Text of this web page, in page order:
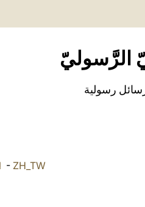
الرَّسوليّ
رسولية
- ZH_TW